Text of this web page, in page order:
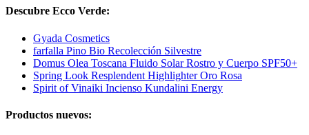
Descubre Ecco Verde:
Gyada Cosmetics
farfalla Pino Bio Recolección Silvestre
Domus Olea Toscana Fluido Solar Rostro y Cuerpo SPF50+
Spring Look Resplendent Highlighter Oro Rosa
Spirit of Vinaiki Incienso Kundalini Energy
Productos nuevos: